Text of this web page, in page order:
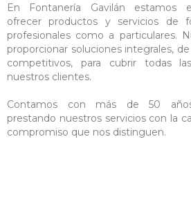
En Fontanería Gavilán estamos
ofrecer productos y servicios de
profesionales como a particulares.
proporcionar soluciones integrales,
competitivos, para cubrir todas
nuestros clientes.
Contamos con más de 50
prestando nuestros servicios con la
compromiso que nos distinguen.